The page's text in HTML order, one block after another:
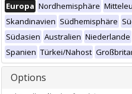
Europa Nordhemisphäre
Skandinavien Südhemisphäre
Südasien Australien Niederlande
Spanien Türkei/Nahost
Options